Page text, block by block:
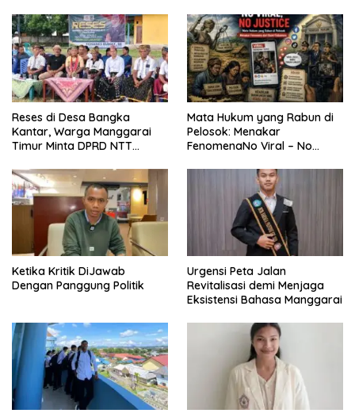
Reses di Desa Bangka
Kantar, Warga Manggarai
Timur Minta DPRD NTT
Pergub Larangan Beli BBM
Bersubsidi Bagi Penunggak
Pajak
Mata Hukum yang Rabun di
Pelosok: Menakar
FenomenaNo Viral – No
Ketika Kritik DiJawab
Dengan Panggung Politik
Urgensi Peta Jalan
Revitalisasi demi Menjaga
Eksistensi Bahasa Manggarai